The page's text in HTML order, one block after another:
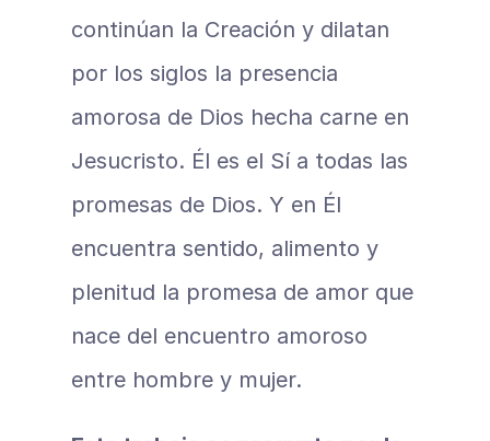
continúan la Creación y dilatan
por los siglos la presencia
amorosa de Dios hecha carne en
Jesucristo. Él es el Sí a todas las
promesas de Dios. Y en Él
encuentra sentido, alimento y
plenitud la promesa de amor que
nace del encuentro amoroso
entre hombre y mujer.